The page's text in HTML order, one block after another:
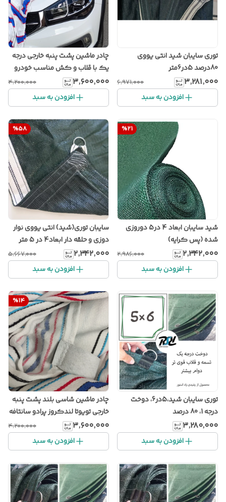
توری سایبان شید انتی یووی
80درصد 5در6متر
۳٬۲۸۱٬۰۰۰ ۶٬۹۷۱٬۰۰۰
افزودن به سبد
چادر ماشین پشت پنبه خارجی درجه
یک با قلاب و کش مناسب خودرو
هایما، لیفان، ایکس 33، تیگو5،
فیدیلیتی، جک s5،
۳٬۶۰۰٬۰۰۰ ۴٬۲۰۰٬۰۰۰
افزودن به سبد
%21
شید سایبان ابعاد 4 در5 دوروزی
شده (پس کرایه)
۲٬۳۴۲٬۰۰۰ ۲٬۹۸۶٬۰۰۰
افزودن به سبد
%58
سایبان توری(شید) انتی یووی نوار
دوزی و حلقه دار ابعاد4 در 5 متر
۲٬۳۴۲٬۰۰۰ ۵٬۶۶۷٬۰۰۰
افزودن به سبد
توری سایبان شید،5در6، دوخت
درجه 1، 80 درصد
۳٬۲۸۰٬۰۰۰
افزودن به سبد
%14
چادر ماشین شاسی بلند پشت پنبه
خارجی تویوتا لندکروز پرادو سانتافه
توسان پاترول پس کرایه به عهده
مشتری
۳٬۶۰۰٬۰۰۰ ۴٬۲۰۰٬۰۰۰
افزودن به سبد